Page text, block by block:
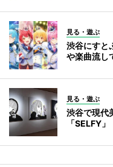
見る・遊ぶ
渋谷にすと
や楽曲流し
見る・遊ぶ
渋谷で現代
「SELFY